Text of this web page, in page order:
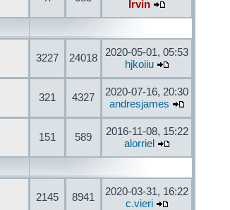
Irvin
3227 24018
2020-05-01, 05:53
hjkoiiu
321 4327
2020-07-16, 20:30
andresjames
151 589
2016-11-08, 15:22
alorriel
2145 8941
2020-03-31, 16:22
c.vieri